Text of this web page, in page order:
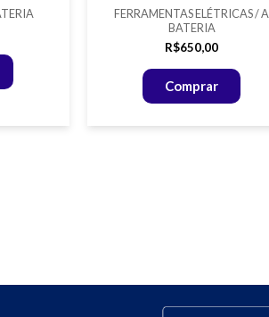
FERRAMENTAS ELÉTRICAS / A
BATERIA
R$650,00
Comprar